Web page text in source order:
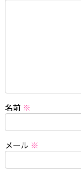
名前 ※
メール ※